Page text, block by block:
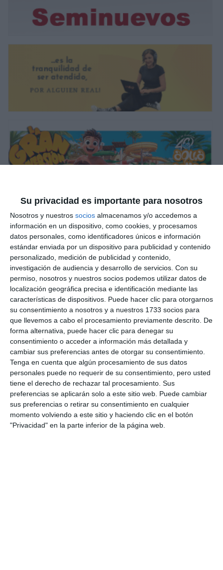
Su privacidad es importante para nosotros
Nosotros y nuestros socios almacenamos y/o accedemos a
información en un dispositivo, como cookies, y procesamos
datos personales, como identificadores únicos e información
estándar enviada por un dispositivo para publicidad y contenido
personalizado, medición de publicidad y contenido,
investigación de audiencia y desarrollo de servicios. Con su
permiso, nosotros y nuestros socios podemos utilizar datos de
localización geográfica precisa e identificación mediante las
características de dispositivos. Puede hacer clic para otorgarnos
su consentimiento a nosotros y a nuestros 1733 socios para
que llevemos a cabo el procesamiento previamente descrito. De
forma alternativa, puede hacer clic para denegar su
consentimiento o acceder a información más detallada y
cambiar sus preferencias antes de otorgar su consentimiento.
Tenga en cuenta que algún procesamiento de sus datos
personales puede no requerir de su consentimiento, pero usted
tiene el derecho de rechazar tal procesamiento. Sus
preferencias se aplicarán solo a este sitio web. Puede cambiar
sus preferencias o retirar su consentimiento en cualquier
momento volviendo a este sitio y haciendo clic en el botón
"Privacidad" en la parte inferior de la página web.